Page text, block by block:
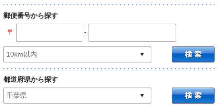
郵便番号から探す
〒 -
都道府県から探す